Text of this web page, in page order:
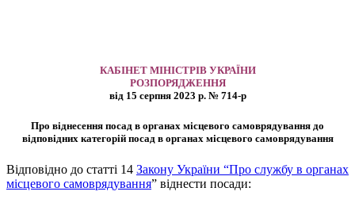
КАБІНЕТ МІНІСТРІВ УКРАЇНИ
РОЗПОРЯДЖЕННЯ
від 15 серпня 2023 р. № 714-р
Про віднесення посад в органах місцевого самоврядування до
відповідних категорій посад в органах місцевого самоврядування
Відповідно до статті 14 Закону України “Про службу в органах
місцевого самоврядування” віднести посади: